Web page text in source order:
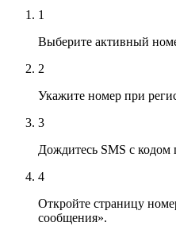
1
Выберите активный
2
Укажите номер при
3
Дождитесь SMS с кодом
4
Откройте страницу
сообщения».